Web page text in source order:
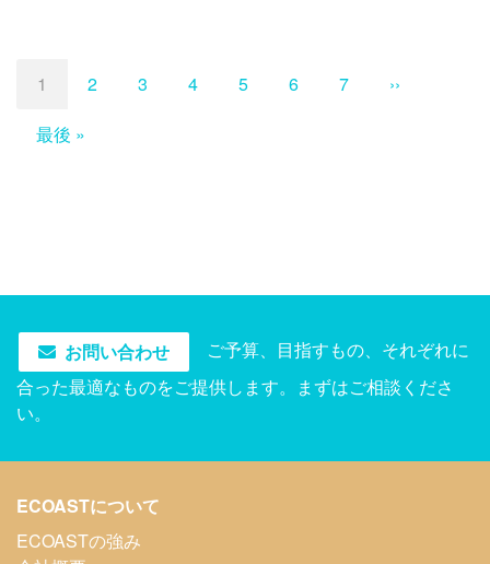
カ
ン
1
ペ
2
ペ
3
ペ
4
ペ
5
ペ
6
ペ
7
次
››
最
最後 »
お問い合わせ
ご予算、目指すもの、それぞれに
合った最適なものをご提供します。まずはご相談くださ
い。
ECOASTについて
ECOASTの強み